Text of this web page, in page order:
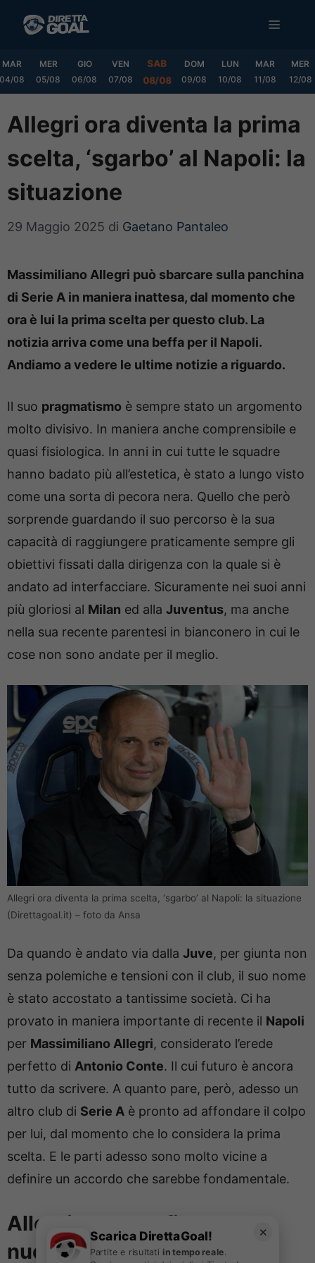
MENU
MAR
04/08
MER
05/08
GIO
06/08
VEN
07/08
SAB
08/08
DOM
09/08
LUN
10/08
MAR
11/08
MER
12/08
Allegri ora diventa la prima
scelta, ‘sgarbo’ al Napoli: la
situazione
29 Maggio 2025 di Gaetano Pantaleo
Massimiliano Allegri può sbarcare sulla panchina
di Serie A in maniera inattesa, dal momento che
ora è lui la prima scelta per questo club. La
notizia arriva come una beffa per il Napoli.
Andiamo a vedere le ultime notizie a riguardo.
Il suo pragmatismo è sempre stato un argomento
molto divisivo. In maniera anche comprensibile e
quasi fisiologica. In anni in cui tutte le squadre
hanno badato più all’estetica, è stato a lungo visto
come una sorta di pecora nera. Quello che però
sorprende guardando il suo percorso è la sua
capacità di raggiungere praticamente sempre gli
obiettivi fissati dalla dirigenza con la quale si è
andato ad interfacciare. Sicuramente nei suoi anni
più gloriosi al Milan ed alla Juventus, ma anche
nella sua recente parentesi in bianconero in cui le
cose non sono andate per il meglio.
Allegri ora diventa la prima scelta, ‘sgarbo’ al Napoli: la situazione
(Direttagoal.it) – foto da Ansa
Da quando è andato via dalla Juve, per giunta non
senza polemiche e tensioni con il club, il suo nome
è stato accostato a tantissime società. Ci ha
provato in maniera importante di recente il Napoli
per Massimiliano Allegri, considerato l’erede
perfetto di Antonio Conte. Il cui futuro è ancora
tutto da scrivere. A quanto pare, però, adesso un
altro club di Serie A è pronto ad affondare il colpo
per lui, dal momento che lo considera la prima
scelta. E le parti adesso sono molto vicine a
definire un accordo che sarebbe fondamentale.
Allegri pronto a firmare:
nuova esperienza, Napoli
✕
Scarica DirettaGoal!
Partite e risultati in tempo reale.